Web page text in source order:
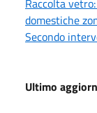
domestiche
Secondo
Ultimo